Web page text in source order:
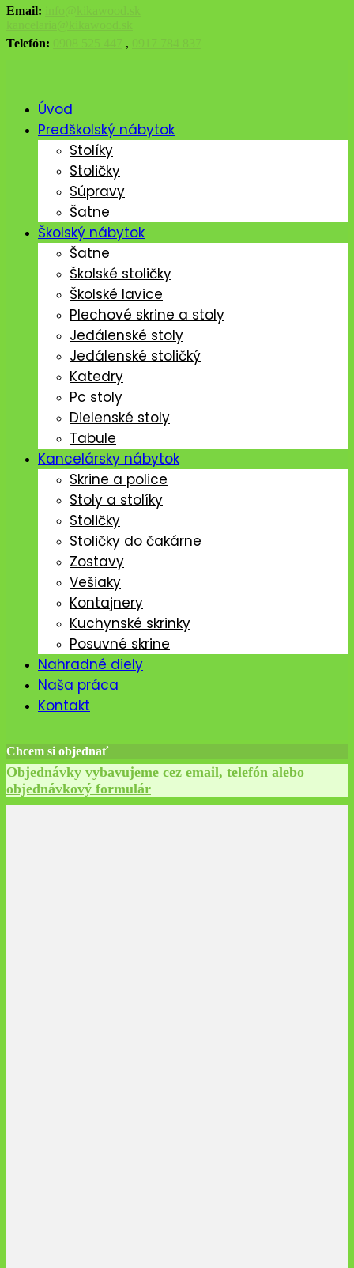
Email:
Telefón:
,
Úvod
Predškolský nábytok
Stolíky
Stoličky
Súpravy
Šatne
Školský nábytok
Šatne
Školské stoličky
Školské lavice
Plechové skrine a stoly
Jedálenské stoly
Jedálenské stoličký
Katedry
Pc stoly
Dielenské stoly
Tabule
Kancelársky nábytok
Skrine a police
Stoly a stolíky
Stoličky
Stoličky do čakárne
Zostavy
Vešiaky
Kontajnery
Kuchynské skrinky
Posuvné skrine
Nahradné diely
Naša práca
Kontakt
Chcem si objednať
Objednávky vybavujeme cez email, telefón alebo
objednávkový formulár